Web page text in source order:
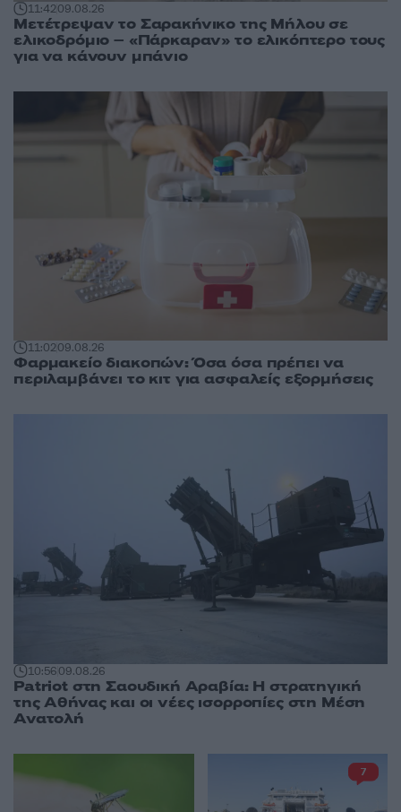
11:4209.08.26
Μετέτρεψαν το Σαρακήνικο της Μήλου σε
ελικοδρόμιο – «Πάρκαραν» το ελικόπτερο τους
για να κάνουν μπάνιο
11:0209.08.26
Φαρμακείο διακοπών: Όσα όσα πρέπει να
περιλαμβάνει το κιτ για ασφαλείς εξορμήσεις
10:5609.08.26
Patriot στη Σαουδική Αραβία: Η στρατηγική
της Αθήνας και οι νέες ισορροπίες στη Μέση
Ανατολή
7